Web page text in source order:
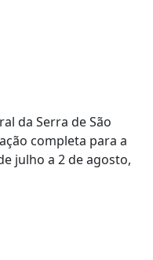
da Serra de São
completa para a
julho a 2 de agosto,